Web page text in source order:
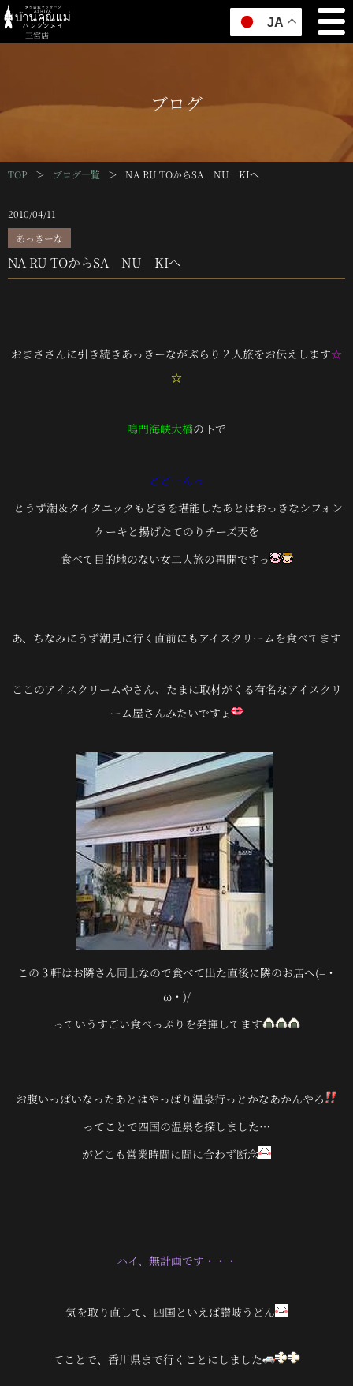
三宮店
ブログ
TOP ＞ ブログ一覧 ＞ NA RU TOからSA NU KIへ
2010/04/11
あっきーな
NA RU TOからSA NU KIへ
おまささんに引き続きあっきーながぶらり２人旅をお伝えします☆
☆
鳴門海峡大橋の下で
どどーんっ
とうず潮＆タイタニックもどきを堪能したあとはおっきなシフォン
ケーキと揚げたてのりチーズ天を
食べて目的地のない女二人旅の再開ですっ
あ、ちなみにうず潮見に行く直前にもアイスクリームを食べてます
ここのアイスクリームやさん、たまに取材がくる有名なアイスクリ
ーム屋さんみたいですょ
この３軒はお隣さん同士なので食べて出た直後に隣のお店へ(=・
ω・)/
っていうすごい食べっぷりを発揮してます
お腹いっぱいなったあとはやっぱり温泉行っとかなあかんやろ
ってことで四国の温泉を探しました…
がどこも営業時間に間に合わず断念
ハイ、無計画です・・・
気を取り直して、四国といえば讃岐うどん
てことで、香川県まで行くことにしました
JA